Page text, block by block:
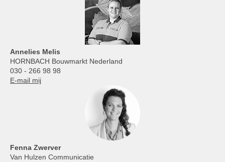
Annelies Melis
HORNBACH Bouwmarkt Nederland
030 - 266 98 98
E-mail mij
Fenna Zwerver
Van Hulzen Communicatie